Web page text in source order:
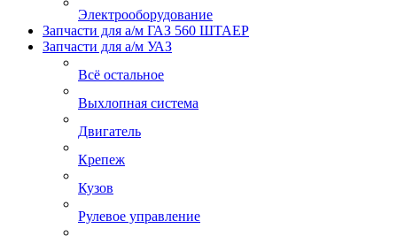
Электрооборудование
Запчасти для а/м ГАЗ 560 ШТАЕР
Запчасти для а/м УАЗ
Всё остальное
Выхлопная система
Двигатель
Крепеж
Кузов
Рулевое управление